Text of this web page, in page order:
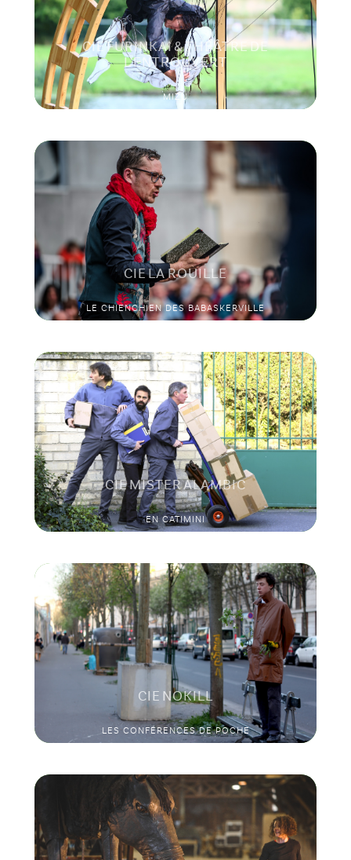
CIE FURINKAI & THÉÂTRE DE
L'ENTROUVERT
MIZU
CIE LA ROUILLE
LE CHIENCHIEN DES BABASKERVILLE
CIE MISTER ALAMBIC
EN CATIMINI
CIE NOKILL
LES CONFÉRENCES DE POCHE